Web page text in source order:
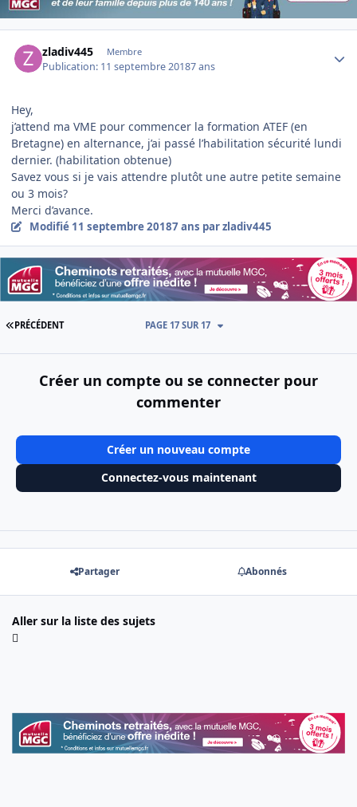
zladiv445 Membre
Publication: 11 septembre 20187 ans
Hey,
j’attend ma VME pour commencer la formation ATEF (en
Bretagne) en alternance, j’ai passé l’habilitation sécurité lundi
dernier. (habilitation obtenue)
Savez vous si je vais attendre plutôt une autre petite semaine
ou 3 mois?
Merci d’avance.
Modifié 11 septembre 20187 ans par zladiv445
PREMIÈRE PAGE
PRÉCÉDENT PAGE 17 SUR 17
Créer un compte ou se connecter pour
commenter
Créer un nouveau compte
Connectez-vous maintenant
Partager Abonnés
Aller sur la liste des sujets